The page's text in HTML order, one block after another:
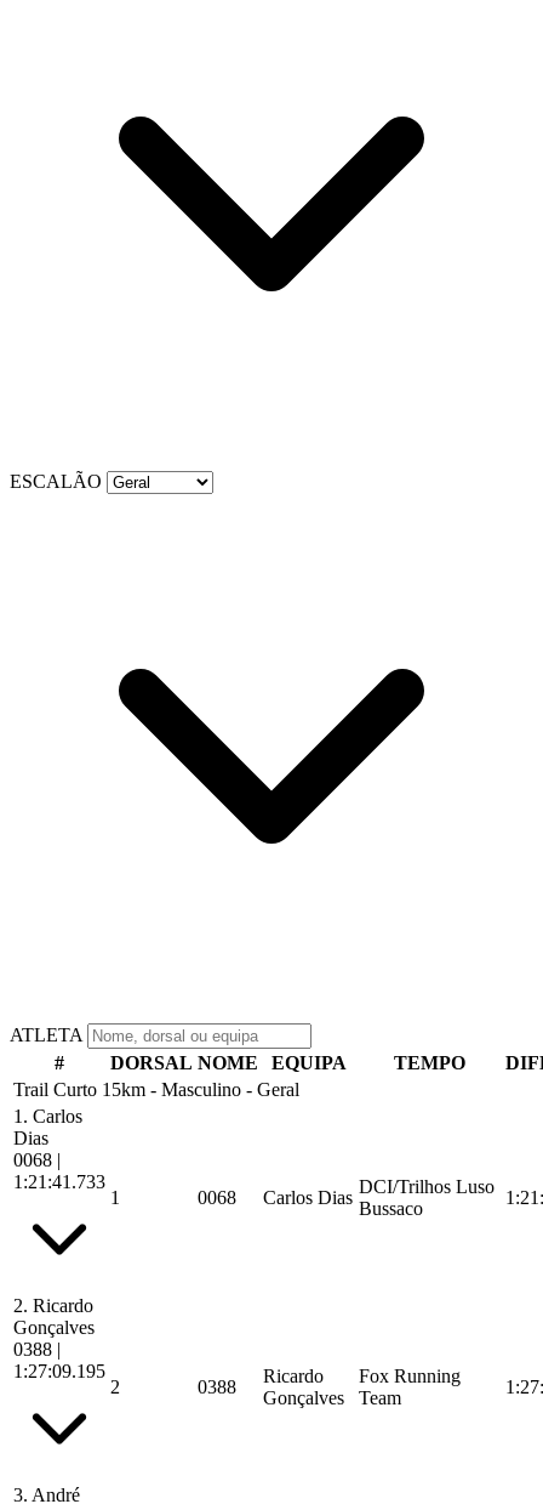
ESCALÃO
ATLETA
#
DORSAL NOME EQUIPA TEMPO
Trail Curto 15km - Masculino - Geral
1. Carlos
Dias
0068 |
1:21:41.733
1 0068 Carlos Dias
DCI/Trilhos Luso
Bussaco
2. Ricardo
Gonçalves
0388 |
1:27:09.195
2 0388
Ricardo
Gonçalves
Fox Running
Team
3. André